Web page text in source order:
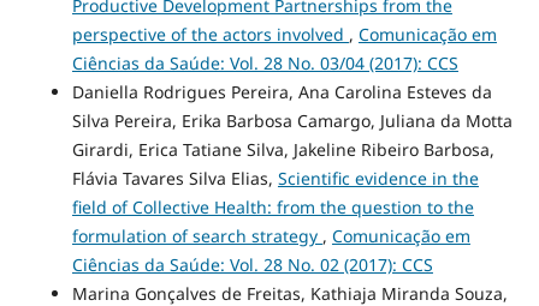
Productive Development Partnerships from the
perspective of the actors involved , Comunicação em
Ciências da Saúde: Vol. 28 No. 03/04 (2017): CCS
Daniella Rodrigues Pereira, Ana Carolina Esteves da
Silva Pereira, Erika Barbosa Camargo, Juliana da Motta
Girardi, Erica Tatiane Silva, Jakeline Ribeiro Barbosa,
Flávia Tavares Silva Elias, Scientific evidence in the
field of Collective Health: from the question to the
formulation of search strategy , Comunicação em
Ciências da Saúde: Vol. 28 No. 02 (2017): CCS
Marina Gonçalves de Freitas, Kathiaja Miranda Souza,